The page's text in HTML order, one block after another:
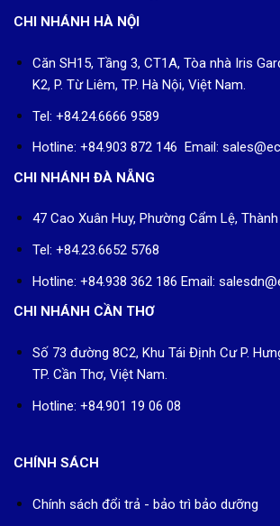
CHI NHÁNH HÀ NỘI
Căn SH15, Tầng 3, CT1A, Tòa nhà Iris
K2, P. Từ Liêm, TP. Hà Nội, Việt Nam.
Tel: +84.24.6666 9589
Hotline: +84.903 872 146 Email:
CHI NHÁNH ĐÀ NẴNG
47 Cao Xuân Huy, Phường Cẩm Lệ,
Tel: +84.23.6652 5768
Hotline: +84.938 362 186 Email:
CHI NHÁNH CẦN THƠ
Số 73 đường 8C2, Khu Tái Định Cư P.
TP. Cần Thơ, Việt Nam.
Hotline: +84.901 19 06 08
CHÍNH SÁCH
Chính sách đổi trả - bảo trì bảo dưỡng